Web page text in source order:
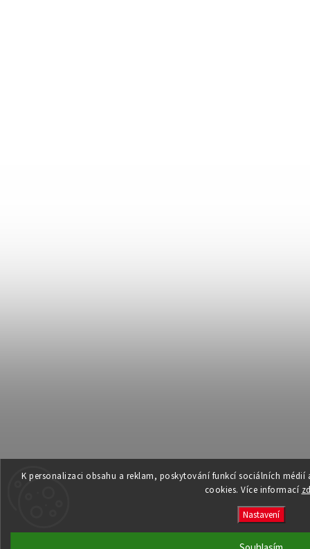
K personalizaci obsahu a reklam, poskytování funkcí sociálních
cookies. Více informací
Nastavení